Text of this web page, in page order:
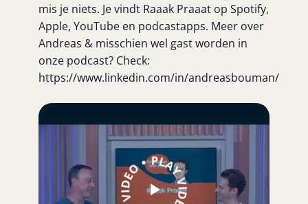
mis je niets. Je vindt Raaak Praaat op Spotify,
Apple, YouTube en podcastapps. Meer over
Andreas & misschien wel gast worden in
onze podcast? Check:
https://www.linkedin.com/in/andreasbouman/